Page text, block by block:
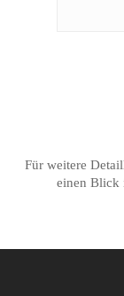
Für weitere
einen Blick